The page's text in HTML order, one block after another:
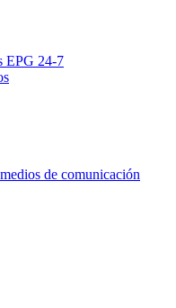
EPG 24-7
de comunicación